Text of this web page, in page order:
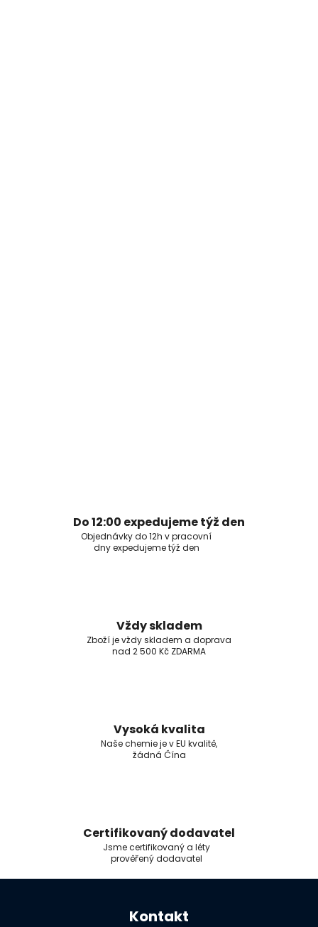
Do 12:00 expedujeme týž den
Objednávky do 12h v pracovní
dny expedujeme týž den
Vždy skladem
Zboží je vždy skladem a doprava
nad 2 500 Kč ZDARMA
Vysoká kvalita
Naše chemie je v EU kvalitě,
žádná Čína
Certifikovaný dodavatel
Jsme certifikovaný a léty
prověřený dodavatel
Z
Kontakt